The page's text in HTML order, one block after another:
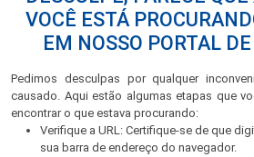
VOCÊ ESTÁ
EM NOSSO PORTAL
Pedimos desculpas por qualquer
causado. Aqui estão algumas etapas que
encontrar o que estava procurando:
Verifique a URL: Certifique-se de que
sua barra de endereço do navegador.